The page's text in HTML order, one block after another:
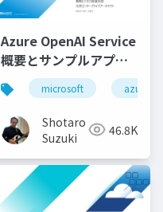
azure autodev
Azure OpenAI Service
概要とサンプルアプリ
等のご紹介
microsoft azure
Shotaro
Suzuki
46.8K